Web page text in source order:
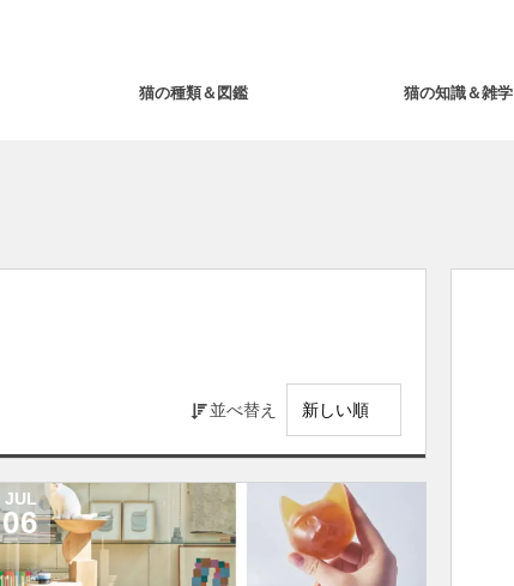
猫の種類＆図鑑 猫の知識＆雑学
並べ替え
JUL
06